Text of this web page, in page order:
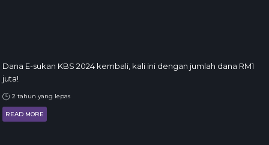
Dana E-sukan KBS 2024 kembali, kali ini dengan jumlah dana RM1
juta!
2 tahun yang lepas
READ MORE